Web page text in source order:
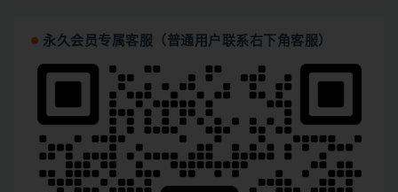
永久会员专属客服（普通用户联系右下角客服）